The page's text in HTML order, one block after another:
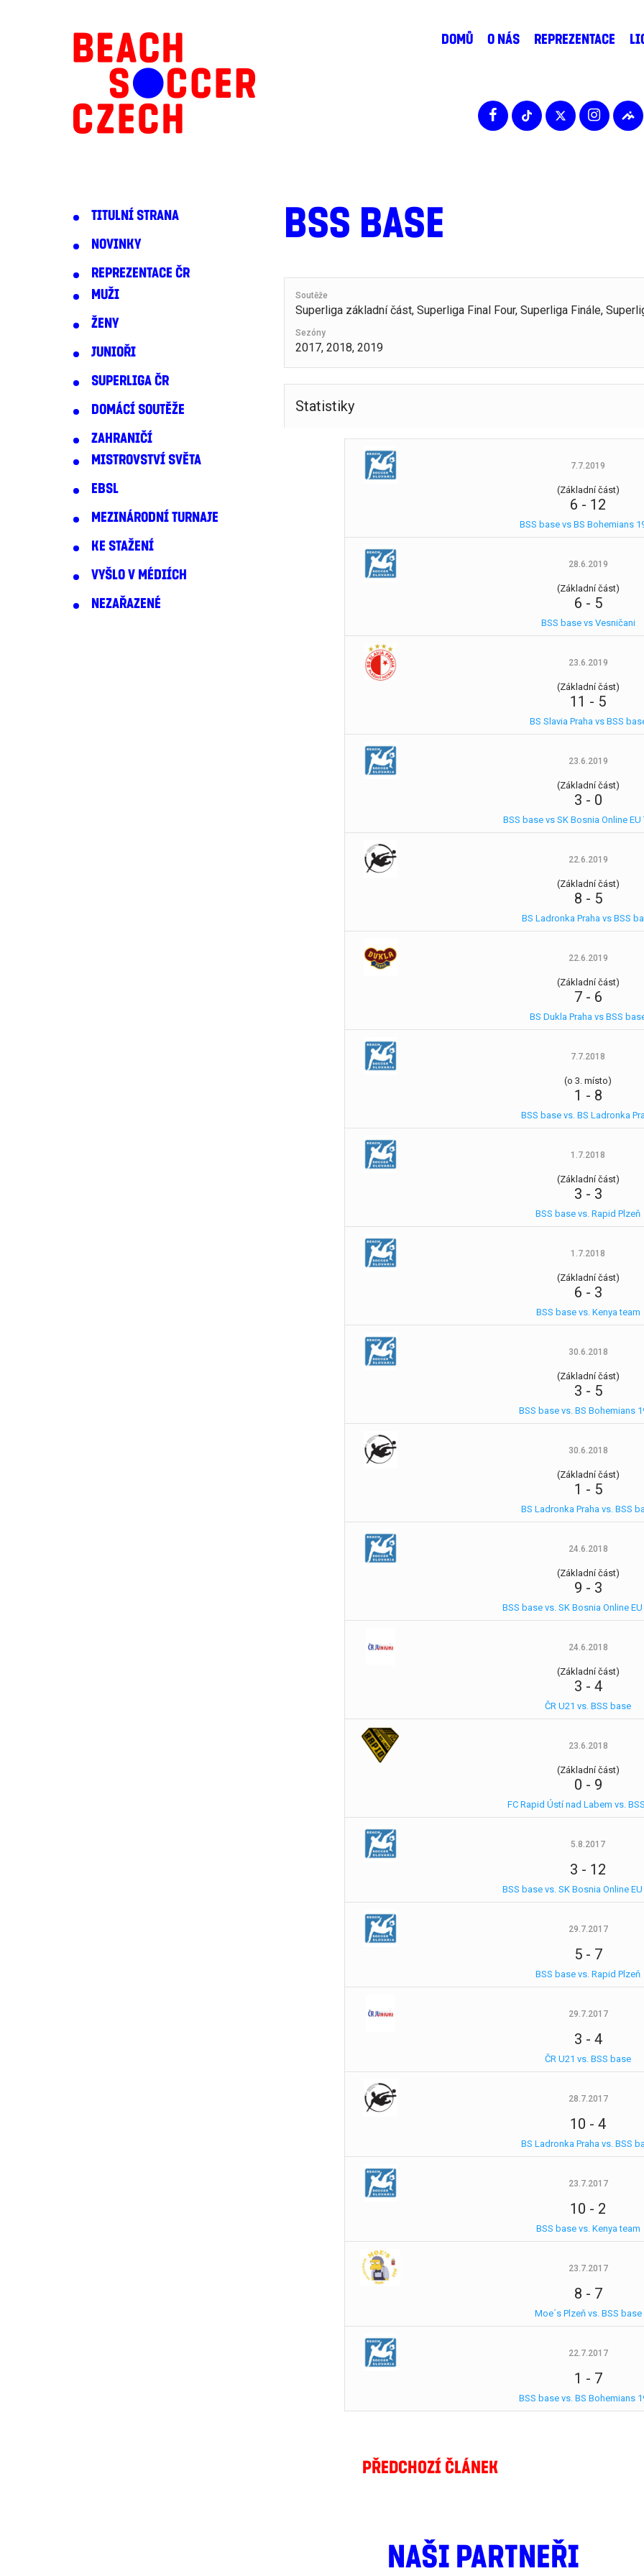
DOMŮ O NÁS REPREZENTACE
TITULNÍ STRANA
NOVINKY
REPREZENTACE ČR
MUŽI
ŽENY
JUNIOŘI
SUPERLIGA ČR
DOMÁCÍ SOUTĚŽE
ZAHRANIČÍ
MISTROVSTVÍ SVĚTA
EBSL
MEZINÁRODNÍ TURNAJE
KE STAŽENÍ
VYŠLO V MÉDIÍCH
NEZAŘAZENÉ
BSS BASE
Soutěže
Superliga základní část, Superliga Final Four, Superliga Finále,
Sezóny
2017, 2018, 2019
Statistiky
7.7.2019
(Základní část)
6 - 12
BSS base vs BS Bohemians
28.6.2019
(Základní část)
6 - 5
BSS base vs Vesničani
23.6.2019
(Základní část)
11 - 5
BS Slavia Praha vs BSS
23.6.2019
(Základní část)
3 - 0
BSS base vs SK Bosnia Online EU
22.6.2019
(Základní část)
8 - 5
BS Ladronka Praha vs BSS
22.6.2019
(Základní část)
7- 6
BS Dukla Praha vs BSS
7.7.2018
(o 3. místo)
1 - 8
BSS base vs. BS Ladronka
1.7.2018
(Základní část)
3 - 3
BSS base vs. Rapid Plzeň
1.7.2018
(Základní část)
6 - 3
BSS base vs. Kenya team
30.6.2018
(Základní část)
3 - 5
BSS base vs. BS Bohemians
30.6.2018
(Základní část)
1 - 5
BS Ladronka Praha vs. BSS
24.6.2018
(Základní část)
9 - 3
BSS base vs. SK Bosnia Online
24.6.2018
(Základní část)
3 - 4
ČR U21 vs. BSS base
23.6.2018
(Základní část)
0 - 9
FC Rapid Ústí nad Labem vs.
5.8.2017
3 - 12
BSS base vs. SK Bosnia Online
29.7.2017
5- 7
BSS base vs. Rapid Plzeň
29.7.2017
3 - 4
ČR U21 vs. BSS base
28.7.2017
10 -4
BS Ladronka Praha vs. BSS
23.7.2017
10 - 2
BSS base vs. Kenya team
23.7.2017
8 - 7
Moe´s Plzeň vs. BSS base
22.7.2017
1 - 7
BSS base vs. BS Bohemians
PŘEDCHOZÍ ČLÁNEK
NAŠI PARTNEŘI